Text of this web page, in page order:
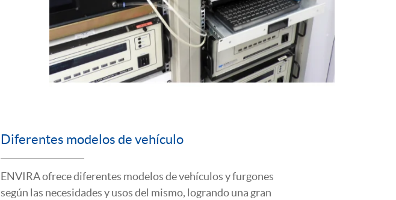
Diferentes modelos de vehículo
ENVIRA ofrece diferentes modelos de vehículos y furgones
según las necesidades y usos del mismo, logrando una gran